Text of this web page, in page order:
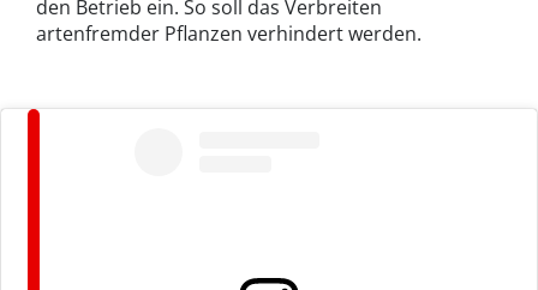
den Betrieb ein. So soll das Verbreiten
artenfremder Pflanzen verhindert werden.